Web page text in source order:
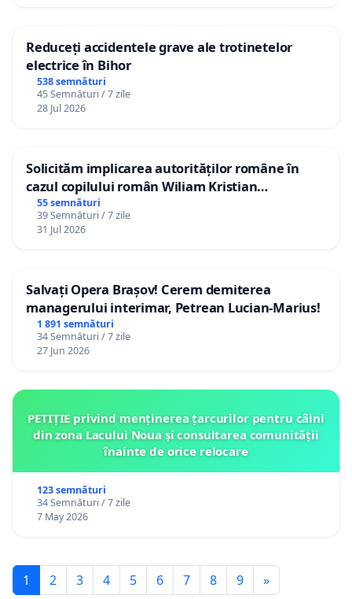
Reduceți accidentele grave ale trotinetelor
electrice în Bihor
538 semnături
45 Semnături / 7 zile
28 Jul 2026
Solicităm implicarea autorităților române în
cazul copilului român Wiliam Kristian
Gheorghe, aflat în plasament în Danemarca de
12 ani
55 semnături
39 Semnături / 7 zile
31 Jul 2026
Salvați Opera Brașov! Cerem demiterea
managerului interimar, Petrean Lucian-Marius!
1 891 semnături
34 Semnături / 7 zile
27 Jun 2026
PETIȚIE privind menținerea țarcurilor pentru câini
din zona Lacului Noua și consultarea comunității
înainte de orice relocare
123 semnături
34 Semnături / 7 zile
7 May 2026
1 2 3 4 5 6 7 8 9 »